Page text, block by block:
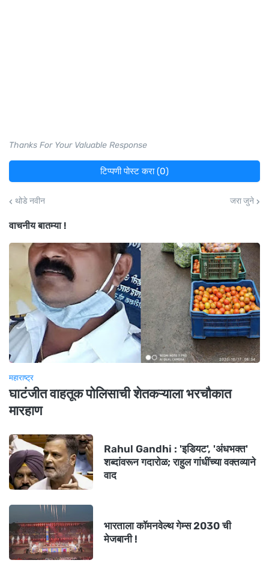
Thanks For Your Valuable Response
टिप्पणी पोस्ट करा (0)
थोडे नवीन जरा जुने
वाचनीय बातम्या !
महाराष्ट्र
घाटंजीत वाहतूक पोलिसाची शेतकऱ्याला भरचौकात
मारहाण
Rahul Gandhi : 'इडियट', 'अंधभक्त'
शब्दांवरून गदारोळ; राहुल गांधींच्या वक्तव्याने
वाद
भारताला कॉमनवेल्थ गेम्स 2030 ची
मेजबानी !